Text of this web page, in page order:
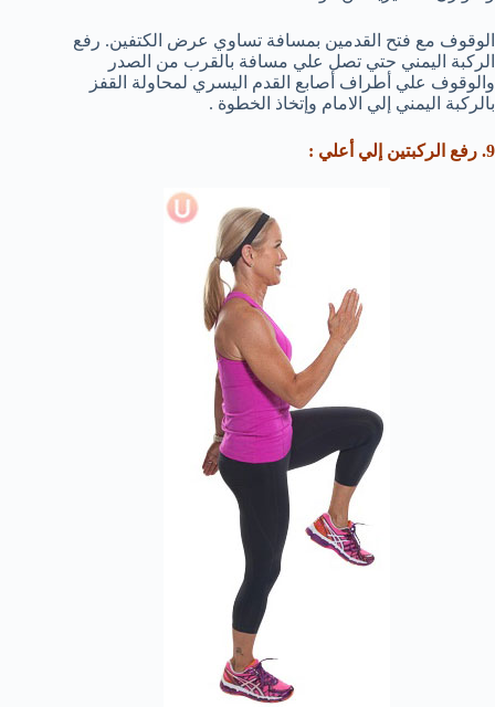
الوقوف مع فتح القدمين بمسافة تساوي عرض الكتفين. رفع
الركبة اليمني حتي تصل علي مسافة بالقرب من الصدر
والوقوف علي أطراف أصابع القدم اليسري لمحاولة القفز
بالركبة اليمني إلي الامام وإتخاذ الخطوة .
9. رفع الركبتين إلي أعلي :